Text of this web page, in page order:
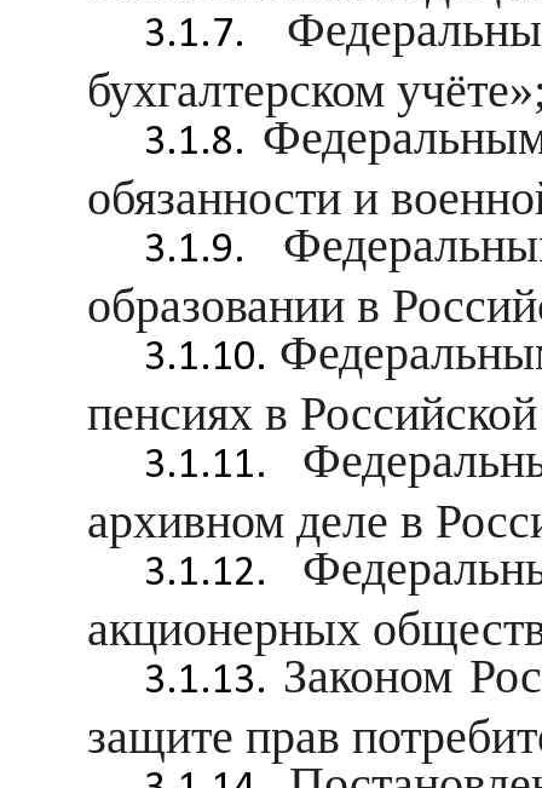
бухгалтерском
обязанности и
образовании в
пенсиях в
архивном деле в
акционерных
Законом
защите прав